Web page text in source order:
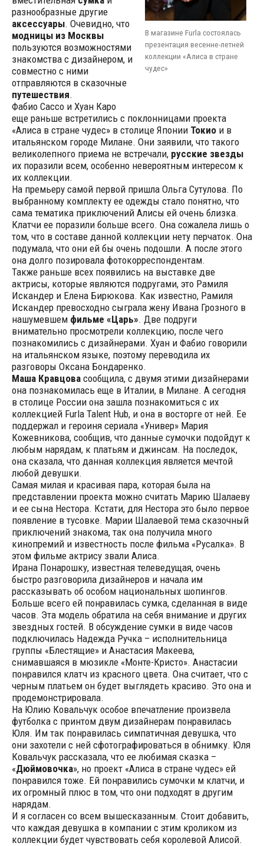
В магазине Furla состоялась
презентация весенне-летней
коллекции «Алиса в стране
чудес»
разнообразные другие
аксессуары. Очевидно, что
модницы из Москвы
пользуются возможностями
знакомства с дизайнером, и
совместно с ними
отправляются в сказочные
путешествия.
Фабио Сассо и Хуан Каро
еще раньше встретились с поклонницами проекта
«Алиса в стране чудес» в столице Японии Токиои в
итальянском городе Милане. Они заявили, что такого
великолепного приема не встречали, русские звезды
их поразили всем, особенно невероятным интересом к
их коллекции.
На премьеру самой первой пришла Ольга Сутулова. По
выбранному комплекту ее одежды стало понятно, что
сама тематика приключений Алисы ей очень близка.
Клатчи ее поразили больше всего. Она сожалела лишь о
том, что в составе данной коллекции нету перчаток. Она
подумала, что они ей бы очень подошли. А после этого
она долго позировала фотокорреспондентам.
Также раньше всех появились на выставке две
актрисы, которые являются подругами, это Рамиля
Искандер и Елена Бирюкова. Как известно, Рамиля
Искандер превосходно сыграла жену Ивана Грозного в
нашумевшем фильме «Царь». Две подруги
внимательно просмотрели коллекцию, после чего
познакомились с дизайнерами. Хуан и Фабио говорили
на итальянском языке, поэтому переводила их
разговоры Оксана Бондаренко.
Маша Кравцовасообщила, с двумя этими дизайнерами
она познакомилась еще в Италии, в Милане. А сегодня
в столице России она зашла познакомиться с их
коллекцией Furla Talent Hub, и она в восторге от ней. Ее
поддержал и героиня сериала «Универ» Мария
Кожевникова, сообщив, что данные сумочки подойдут к
любым нарядам, к платьям и джинсам. На последок,
она сказала, что данная коллекция является мечтой
любой девушки.
Самая милая и красивая пара, которая была на
представлении проекта можно считать Марию Шалаеву
и ее сына Нестора. Кстати, для Нестора это было первое
появление в тусовке. Марии Шалаевой тема сказочный
приключений знакома, так она получила много
кинопремий и известность после фильма «Русалка». В
этом фильме актрису звали Алиса.
Ирана Понарошку, известная телеведущая, очень
быстро разговорила дизайнеров и начала им
рассказывать об особом национальных шопингов.
Больше всего ей понравилась сумка, сделанная в виде
часов. Эта модель обратила на себя внимание и других
звездных гостей. В обсуждение сумки в виде часов
подключилась Надежда Ручка – исполнительница
группы «Блестящие» и Анастасия Макеева,
снимавшаяся в мюзикле «Монте-Кристо». Анастасии
понравился клатч из красного цвета. Она считает, что с
черным платьем он будет выглядеть красиво. Это она и
продемонстрировала.
На Юлию Ковальчук особое впечатление произвела
футболка с принтом двум дизайнерам понравилась
Юля. Им так понравилась симпатичная девушка, что
они захотели с ней сфотографироваться в обнимку. Юля
Ковальчук рассказала, что ее любимая сказка –
«Дюймовочка», но проект «Алиса в стране чудес» ей
понравился тоже. Ей понравились сумочки м клатчи, и
их огромный плюс в том, что они подходят в другим
нарядам.
И я согласен со всем вышесказанным. Стоит добавить,
что каждая девушка в компании с этим кроликом из
коллекции будет чувствовать себя королевой Алисой.